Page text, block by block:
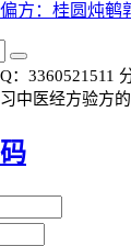
方：桂圆炖鹌
：3360521511
中医经方验方的